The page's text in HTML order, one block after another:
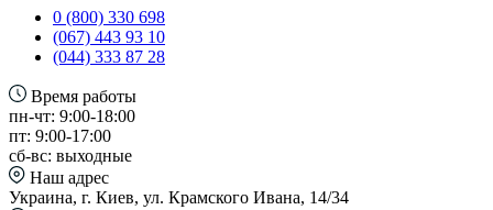
0 (800) 330 698
(067) 443 93 10
(044) 333 87 28
Время работы
пн-чт: 9:00-18:00
пт: 9:00-17:00
сб-вс: выходные
Наш адрес
Украина, г. Киев, ул. Крамского Ивана, 14/34